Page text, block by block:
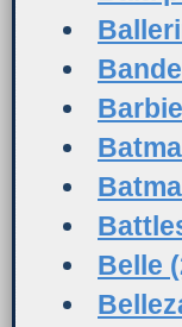
Barbie
Belle